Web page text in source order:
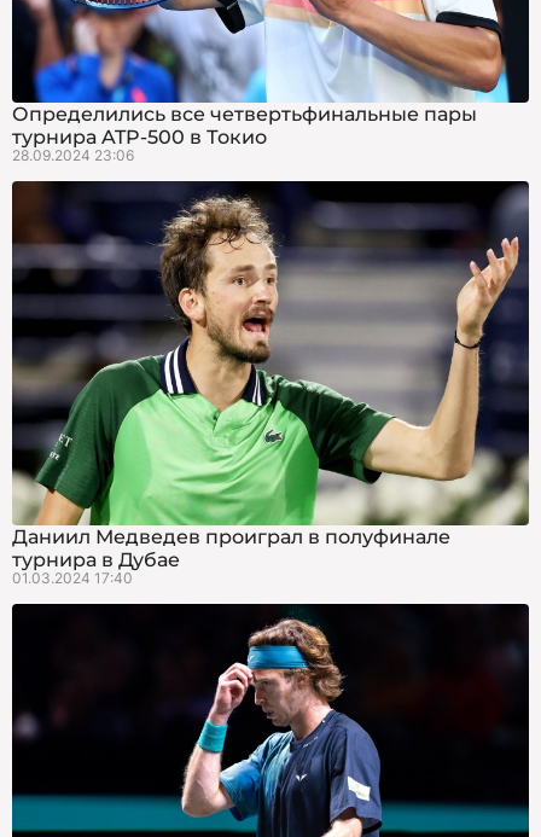
Определились все четвертьфинальные пары
турнира ATP-500 в Токио
28.09.2024 23:06
Даниил Медведев проиграл в полуфинале
турнира в Дубае
01.03.2024 17:40